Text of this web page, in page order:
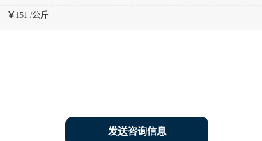
￥ 151 /公斤
发送咨询信息